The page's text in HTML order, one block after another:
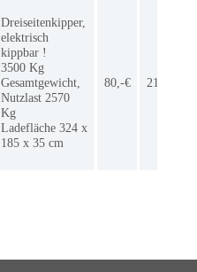
Dreiseitenkipper,
elektrisch
kippbar !
3500 Kg
Gesamtgewicht,
Nutzlast 2570
Kg
Ladefläche 324 x
185 x 35 cm
80,-€ 215,-€